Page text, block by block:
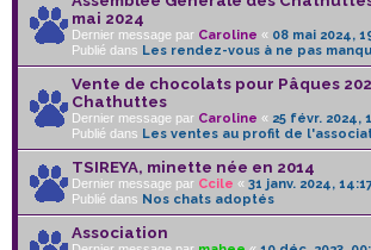
mai 2024
Dernier message par Caroline « 08 mai 2024,
Publié dans Les rendez-vous à ne pas
Vente de chocolats pour Pâques
Chathuttes
Dernier message par Caroline « 25 févr. 2024,
Publié dans Les ventes au profit de
TSIREYA, minette née en 2014
Dernier message par Ccile « 31 janv. 2024,
Publié dans Nos chats adoptés
Association